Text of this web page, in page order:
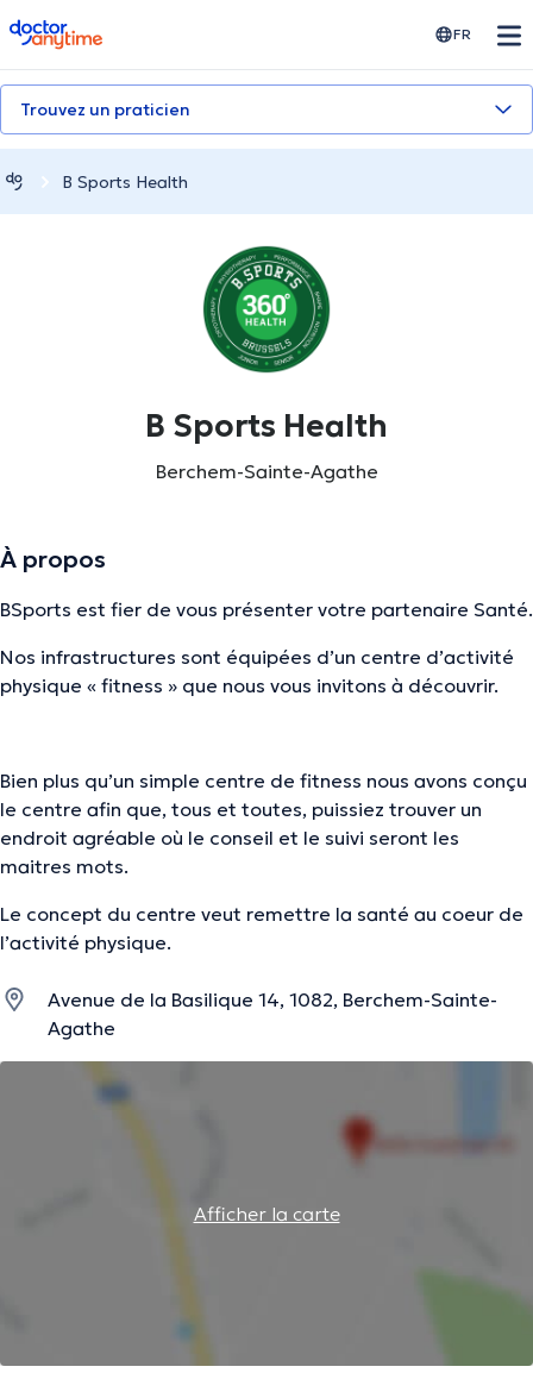
doctoranytime FR
Trouvez un praticien
B Sports Health
B Sports Health
Berchem-Sainte-Agathe
À propos
BSports est fier de vous présenter votre partenaire Santé.
Nos infrastructures sont équipées d’un centre d’activité
physique « fitness » que nous vous invitons à découvrir.
Bien plus qu’un simple centre de fitness nous avons conçu
le centre afin que, tous et toutes, puissiez trouver un
endroit agréable où le conseil et le suivi seront les
maitres mots.
Le concept du centre veut remettre la santé au coeur de
l’activité physique.
Avenue de la Basilique 14, 1082, Berchem-Sainte-
Agathe
Afficher la carte